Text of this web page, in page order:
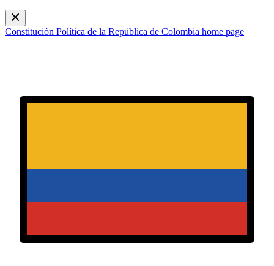
Constitución Política de la República de Colombia home page